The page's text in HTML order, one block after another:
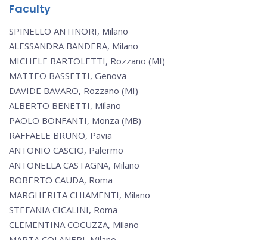
Faculty
SPINELLO ANTINORI, Milano
ALESSANDRA BANDERA, Milano
MICHELE BARTOLETTI, Rozzano (MI)
MATTEO BASSETTI, Genova
DAVIDE BAVARO, Rozzano (MI)
ALBERTO BENETTI, Milano
PAOLO BONFANTI, Monza (MB)
RAFFAELE BRUNO, Pavia
ANTONIO CASCIO, Palermo
ANTONELLA CASTAGNA, Milano
ROBERTO CAUDA, Roma
MARGHERITA CHIAMENTI, Milano
STEFANIA CICALINI, Roma
CLEMENTINA COCUZZA, Milano